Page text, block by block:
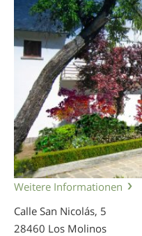
Weitere Informationen
Calle San Nicolás, 5
28460 Los Molinos